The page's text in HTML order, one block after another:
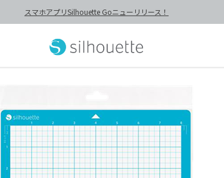
スマホアプリSilhouette Goニューリリース！